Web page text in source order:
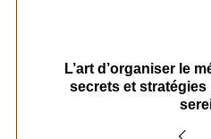
L’art d’organiser le
secrets et